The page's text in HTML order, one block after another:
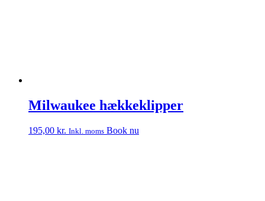
Milwaukee hækkeklipper
195,00 kr. Inkl. moms Book nu